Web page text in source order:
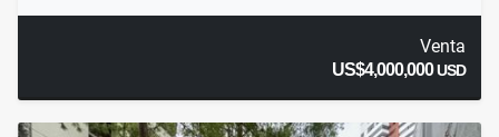
Venta
US$4,000,000USD